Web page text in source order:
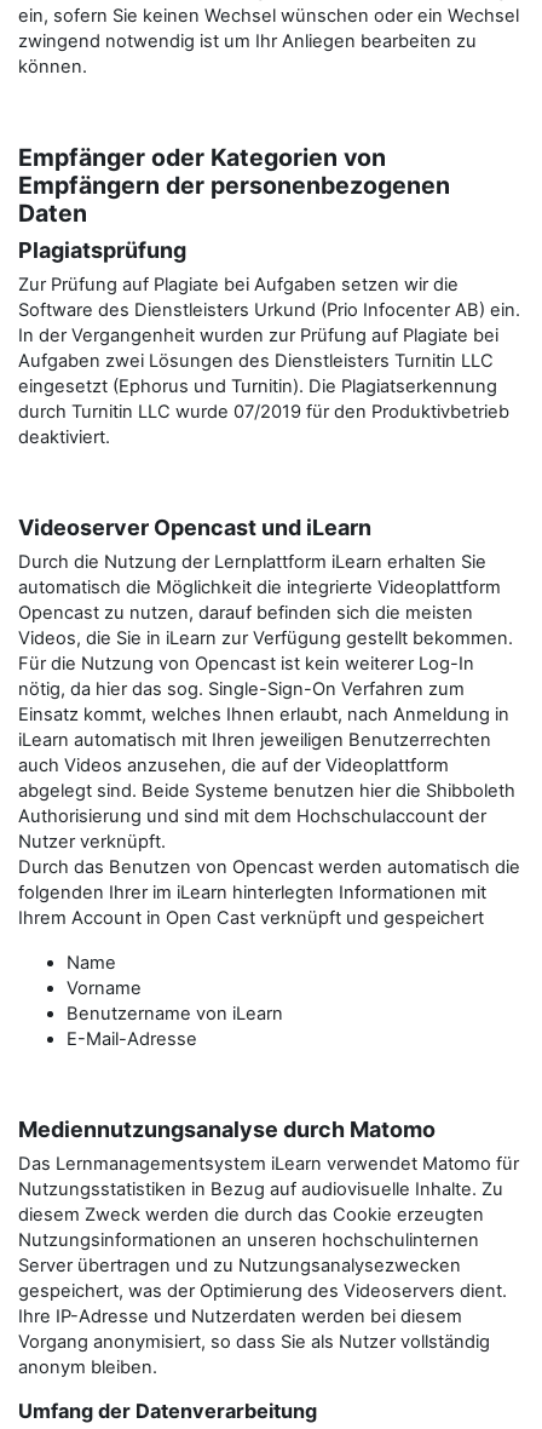
ein, sofern Sie keinen Wechsel wünschen oder ein Wechsel
zwingend notwendig ist um Ihr Anliegen bearbeiten zu
können.
Empfänger oder Kategorien von
Empfängern der personenbezogenen
Daten
Plagiatsprüfung
Zur Prüfung auf Plagiate bei Aufgaben setzen wir die
Software des Dienstleisters Urkund (Prio Infocenter AB) ein.
In der Vergangenheit wurden zur Prüfung auf Plagiate bei
Aufgaben zwei Lösungen des Dienstleisters Turnitin LLC
eingesetzt (Ephorus und Turnitin). Die Plagiatserkennung
durch Turnitin LLC wurde 07/2019 für den Produktivbetrieb
deaktiviert.
Videoserver Opencast und iLearn
Durch die Nutzung der Lernplattform iLearn erhalten Sie
automatisch die Möglichkeit die integrierte Videoplattform
Opencast zu nutzen, darauf befinden sich die meisten
Videos, die Sie in iLearn zur Verfügung gestellt bekommen.
Für die Nutzung von Opencast ist kein weiterer Log-In
nötig, da hier das sog. Single-Sign-On Verfahren zum
Einsatz kommt, welches Ihnen erlaubt, nach Anmeldung in
iLearn automatisch mit Ihren jeweiligen Benutzerrechten
auch Videos anzusehen, die auf der Videoplattform
abgelegt sind. Beide Systeme benutzen hier die Shibboleth
Authorisierung und sind mit dem Hochschulaccount der
Nutzer verknüpft.
Durch das Benutzen von Opencast werden automatisch die
folgenden Ihrer im iLearn hinterlegten Informationen mit
Ihrem Account in Open Cast verknüpft und gespeichert
Name
Vorname
Benutzername von iLearn
E-Mail-Adresse
Mediennutzungsanalyse durch Matomo
Das Lernmanagementsystem iLearn verwendet Matomo für
Nutzungsstatistiken in Bezug auf audiovisuelle Inhalte. Zu
diesem Zweck werden die durch das Cookie erzeugten
Nutzungsinformationen an unseren hochschulinternen
Server übertragen und zu Nutzungsanalysezwecken
gespeichert, was der Optimierung des Videoservers dient.
Ihre IP-Adresse und Nutzerdaten werden bei diesem
Vorgang anonymisiert, so dass Sie als Nutzer vollständig
anonym bleiben.
Umfang der Datenverarbeitung